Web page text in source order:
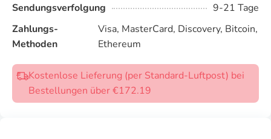
Sendungsverfolgung
9-21 Tage
Zahlungs-
Methoden
Visa, MasterCard, Discovery, Bitcoin,
Ethereum
Kostenlose Lieferung (per Standard-Luftpost) bei
Bestellungen über €172.19